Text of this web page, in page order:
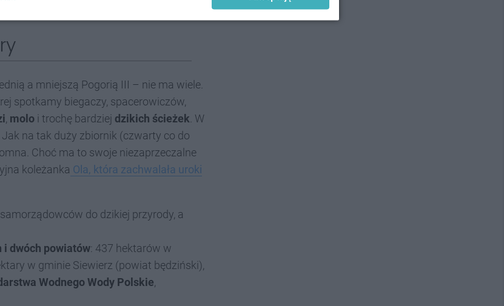
a mniejszą Pogorią III – nie ma wiele.
spotkamy biegaczy, spacerowiczów,
molo i trochę bardziej dzikich ścieżek . W
. Jak na tak duży zbiornik (czwarty co do
Choć ma to swoje niezaprzeczalne
koleżanka Ola, która zachwalała uroki
do dzikiej przyrody, a
i dwóch powiatów: 437 hektarów w
w gminie Siewierz (powiat będziński),
Wodnego Wody Polskie